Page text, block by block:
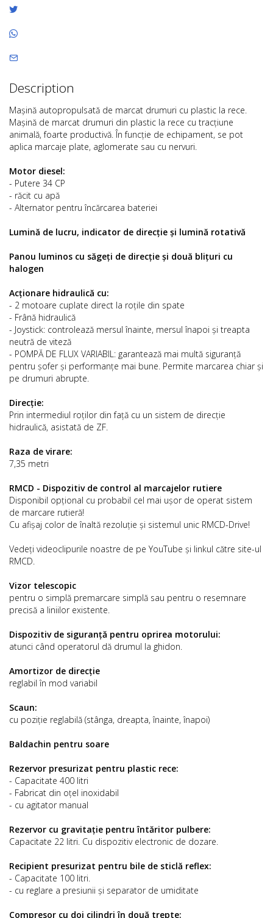
Description
Mașină autopropulsată de marcat drumuri cu plastic la rece.
Mașină de marcat drumuri din plastic la rece cu tracțiune
animală, foarte productivă. În funcție de echipament, se pot
aplica marcaje plate, aglomerate sau cu nervuri.
Motor diesel:
- Putere 34 CP
- răcit cu apă
- Alternator pentru încărcarea bateriei
Lumină de lucru, indicator de direcție și lumină rotativă
Panou luminos cu săgeți de direcție și două blițuri cu
halogen
Acționare hidraulică cu:
- 2 motoare cuplate direct la roțile din spate
- Frână hidraulică
- Joystick: controlează mersul înainte, mersul înapoi și treapta
neutră de viteză
- POMPĂ DE FLUX VARIABIL: garantează mai multă siguranță
pentru șofer și performanțe mai bune. Permite marcarea chiar și
pe drumuri abrupte.
Direcție:
Prin intermediul roților din față cu un sistem de direcție
hidraulică, asistată de ZF.
Raza de virare:
7,35 metri
RMCD - Dispozitiv de control al marcajelor rutiere
Disponibil opțional cu probabil cel mai ușor de operat sistem
de marcare rutieră!
Cu afișaj color de înaltă rezoluție și sistemul unic RMCD-Drive!
Vedeți videoclipurile noastre de pe YouTube și linkul către site-ul
RMCD.
Vizor telescopic
pentru o simplă premarcare simplă sau pentru o resemnare
precisă a liniilor existente.
Dispozitiv de siguranță pentru oprirea motorului:
atunci când operatorul dă drumul la ghidon.
Amortizor de direcție
reglabil în mod variabil
Scaun:
cu poziție reglabilă (stânga, dreapta, înainte, înapoi)
Baldachin pentru soare
Rezervor presurizat pentru plastic rece:
- Capacitate 400 litri
- Fabricat din oțel inoxidabil
- cu agitator manual
Rezervor cu gravitație pentru întăritor pulbere:
Capacitate 22 litri. Cu dispozitiv electronic de dozare.
Recipient presurizat pentru bile de sticlă reflex:
- Capacitate 100 litri.
- cu reglare a presiunii și separator de umiditate
Compresor cu doi cilindri în două trepte: